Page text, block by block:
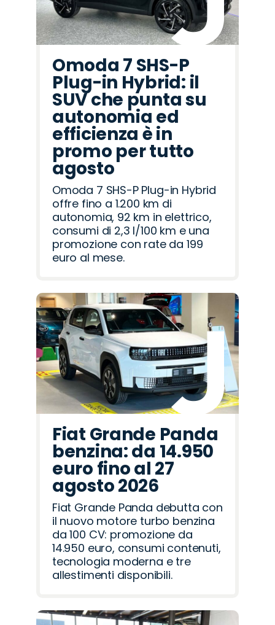
Omoda 7 SHS-P
Plug-in Hybrid: il
SUV che punta su
autonomia ed
efficienza è in
promo per tutto
agosto
Omoda 7 SHS-P Plug-in Hybrid
offre fino a 1.200 km di
autonomia, 92 km in elettrico,
consumi di 2,3 l/100 km e una
promozione con rate da 199
euro al mese.
Fiat Grande Panda
benzina: da 14.950
euro fino al 27
agosto 2026
Fiat Grande Panda debutta con
il nuovo motore turbo benzina
da 100 CV: promozione da
14.950 euro, consumi contenuti,
tecnologia moderna e tre
allestimenti disponibili.